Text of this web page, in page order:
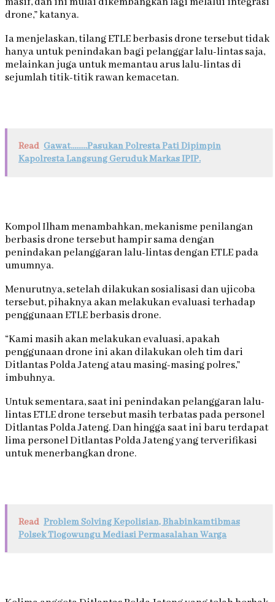
drone,” katanya.
Ia menjelaskan, tilang ETLE berbasis drone tersebut tidak
hanya untuk penindakan bagi pelanggar lalu-lintas saja,
melainkan juga untuk memantau arus lalu-lintas di
sejumlah titik-titik rawan kemacetan.
Read Gawat.........Pasukan Polresta Pati Dipimpin
Kapolresta Langsung Geruduk Markas IPIP.
Kompol Ilham menambahkan, mekanisme penilangan
berbasis drone tersebut hampir sama dengan
penindakan pelanggaran lalu-lintas dengan ETLE pada
umumnya.
Menurutnya, setelah dilakukan sosialisasi dan ujicoba
tersebut, pihaknya akan melakukan evaluasi terhadap
penggunaan ETLE berbasis drone.
“Kami masih akan melakukan evaluasi, apakah
penggunaan drone ini akan dilakukan oleh tim dari
Ditlantas Polda Jateng atau masing-masing polres,”
imbuhnya.
Untuk sementara, saat ini penindakan pelanggaran lalu-
lintas ETLE drone tersebut masih terbatas pada personel
Ditlantas Polda Jateng. Dan hingga saat ini baru terdapat
lima personel Ditlantas Polda Jateng yang terverifikasi
untuk menerbangkan drone.
Read Problem Solving Kepolisian, Bhabinkamtibmas
Polsek Tlogowungu Mediasi Permasalahan Warga